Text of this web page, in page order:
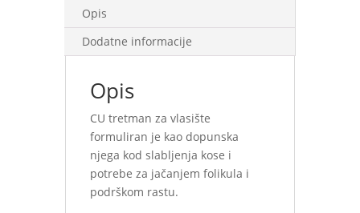
Opis
Dodatne informacije
Opis
CU tretman za vlasište
formuliran je kao dopunska
njega kod slabljenja kose i
potrebe za jačanjem folikula i
podrškom rastu.